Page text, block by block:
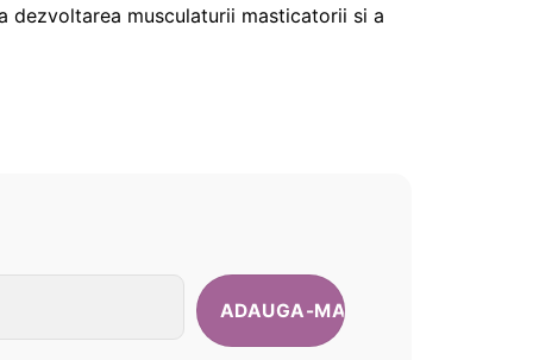
musculaturii masticatorii si a